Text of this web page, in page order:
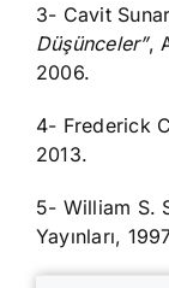
3- Cavit
Düşünceler”,
2006.
4- Frederick
2013.
5- William S.
Yayınları,